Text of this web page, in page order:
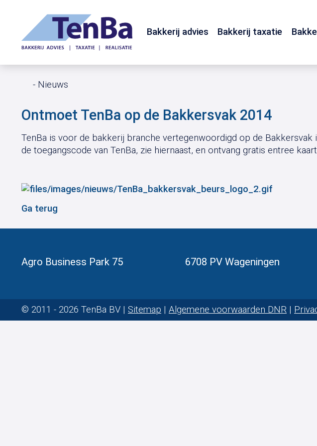
Bakkerij advies Bakkerij taxatie
Nieuws
Ontmoet TenBa op de Bakkersvak 2014
TenBa is voor de bakkerij branche vertegenwoordigd op de
de toegangscode van TenBa, zie hiernaast, en ontvang gratis entree
Ga terug
Agro Business Park 75 6708 PV Wageningen
© 2011 - 2026 TenBa BV | Sitemap | Algemene voorwaarden DNR |